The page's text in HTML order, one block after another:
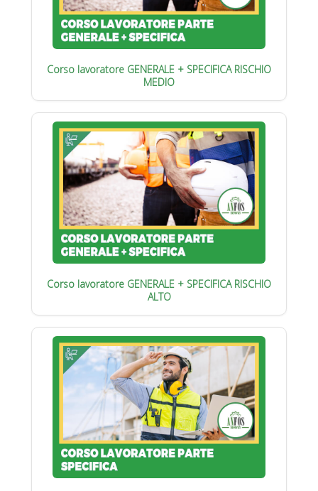
Corso lavoratore GENERALE + SPECIFICA RISCHIO
MEDIO
Corso lavoratore GENERALE + SPECIFICA RISCHIO
ALTO